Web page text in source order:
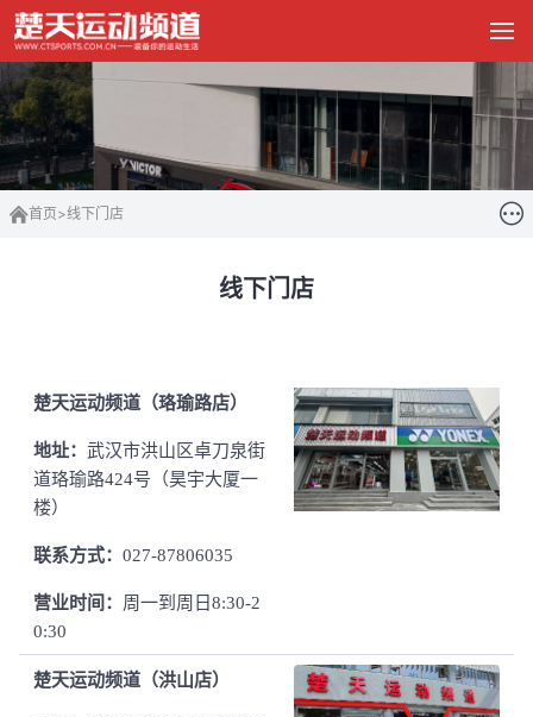
首页>线下门店
线下门店
楚天运动频道（珞瑜路店）
地址： 武汉市洪山区卓刀泉街
道珞瑜路424号（昊宇大厦一
楼）
联系方式： 027-87806035
营业时间： 周一到周日8:30-2
0:30
楚天运动频道（洪山店）